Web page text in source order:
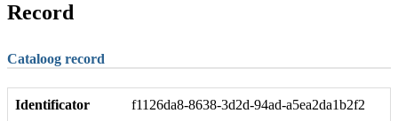
Record
Cataloog record
Identificator f1126da8-8638-3d2d-94ad-a5ea2da1b2f2